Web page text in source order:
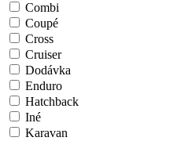
Combi
Coupé
Cross
Cruiser
Dodávka
Enduro
Hatchback
Iné
Karavan